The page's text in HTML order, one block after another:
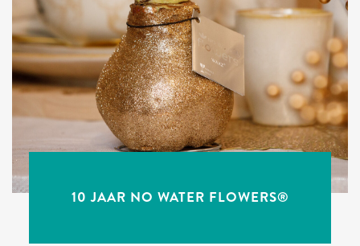
10 JAAR NO WATER FLOWERS®